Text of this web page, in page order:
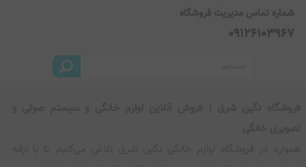
شماره تماس مدیریت فروشگاه
09126103967